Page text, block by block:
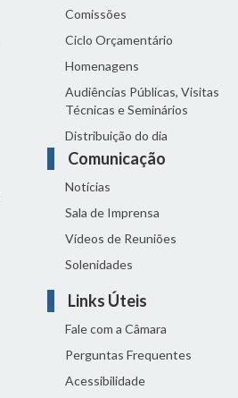
Comissões
Ciclo Orçamentário
Homenagens
Audiências Públicas, Visitas
Técnicas e Seminários
Distribuição do dia
Comunicação
Notícias
Sala de Imprensa
Vídeos de Reuniões
Solenidades
Links Úteis
Fale com a Câmara
Perguntas Frequentes
Acessibilidade